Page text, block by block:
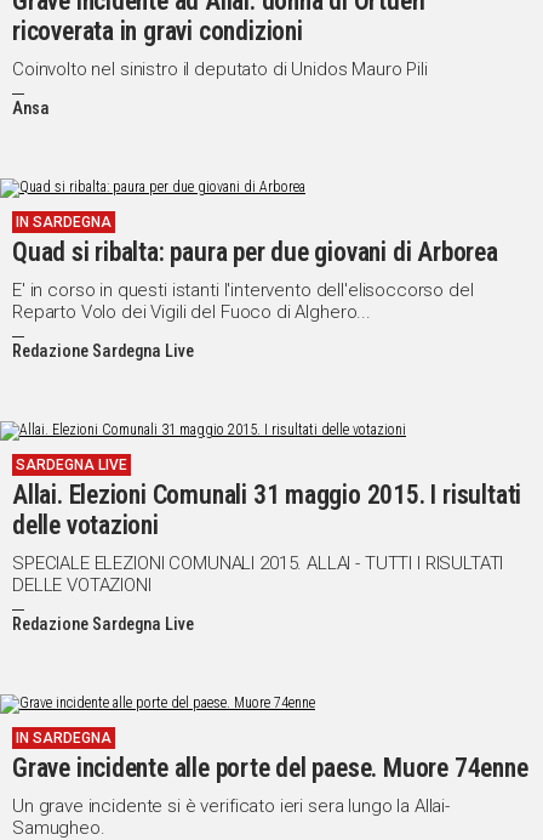
VIDEO
UNISCITI
AL CANALE
WHATSAPP
ricoverata in gravi condizioni
Coinvolto nel sinistro il deputato di Unidos Mauro Pili
Ansa
IN SARDEGNA
Quad si ribalta: paura per due giovani di Arborea
E' in corso in questi istanti l'intervento dell'elisoccorso del
Reparto Volo dei Vigili del Fuoco di Alghero...
Redazione Sardegna Live
SARDEGNA LIVE
Allai. Elezioni Comunali 31 maggio 2015. I risultati
delle votazioni
SPECIALE ELEZIONI COMUNALI 2015. ALLAI - TUTTI I RISULTATI
DELLE VOTAZIONI
Redazione Sardegna Live
IN SARDEGNA
Grave incidente alle porte del paese. Muore 74enne
Un grave incidente si è verificato ieri sera lungo la Allai-
Samugheo.